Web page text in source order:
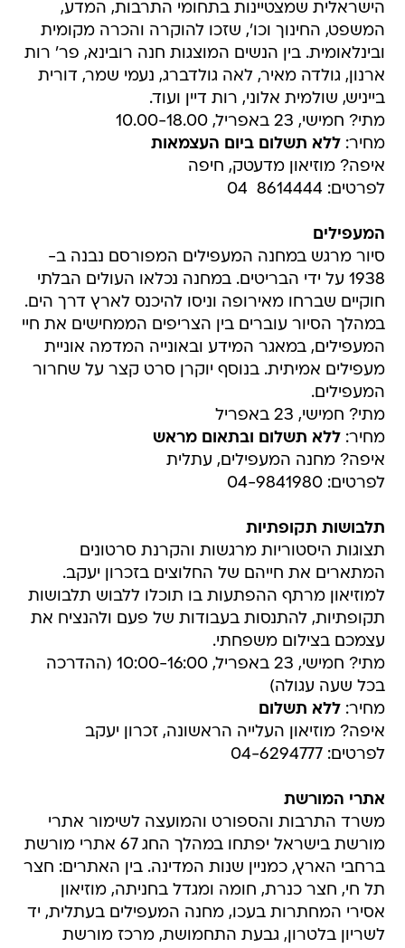
הישראלית שמצטיינות בתחומי התרבות, המדע,
המשפט, החינוך וכו', שזכו להוקרה והכרה מקומית
ובינלאומית. בין הנשים המוצגות חנה רובינא, פר' רות
ארנון, גולדה מאיר, לאה גולדברג, נעמי שמר, דורית
בייניש, שולמית אלוני, רות דיין ועוד.
מתי? חמישי, 23 באפריל, 10.00-18.00
מחיר:ללא תשלום ביום העצמאות
איפה? מוזיאון מדעטק, חיפה
לפרטים: 8614444  04
המעפילים
סיור מרגש במחנה המעפילים המפורסם נבנה ב-
1938 על ידי הבריטים. במחנה נכלאו העולים הבלתי
חוקיים שברחו מאירופה וניסו להיכנס לארץ דרך הים.
במהלך הסיור עוברים בין הצריפים הממחישים את חיי
המעפילים, במאגר המידע ובאונייה המדמה אוניית
מעפילים אמיתית. בנוסף יוקרן סרט קצר על שחרור
המעפילים.
מתי? חמישי, 23 באפריל
מחיר:ללא תשלום ובתאום מראש
איפה? מחנה המעפילים, עתלית
לפרטים: 04-9841980
תלבושות תקופתיות
תצוגות היסטוריות מרגשות והקרנת סרטונים
המתארים את חייהם של החלוצים בזכרון יעקב.
למוזיאון מרתף ההפתעות בו תוכלו ללבוש תלבושות
תקופתיות, להתנסות בעבודות של פעם ולהנציח את
עצמכם בצילום משפחתי.
מתי? חמישי, 23 באפריל, 10:00-16:00 (ההדרכה
בכל שעה עגולה)
מחיר:ללא תשלום
איפה? מוזיאון העלייה הראשונה, זכרון יעקב
לפרטים: 04-6294777
אתרי המורשת
משרד התרבות והספורט והמועצה לשימור אתרי
מורשת בישראל יפתחו במהלך החג 67 אתרי מורשת
ברחבי הארץ, כמניין שנות המדינה. בין האתרים: חצר
תל חי, חצר כנרת, חומה ומגדל בחניתה, מוזיאון
אסירי המחתרות בעכו, מחנה המעפילים בעתלית, יד
לשריון בלטרון, גבעת התחמושת, מרכז מורשת